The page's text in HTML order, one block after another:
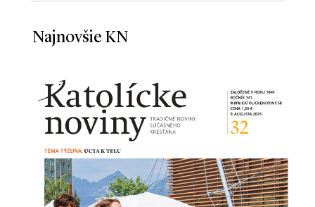
Najnovšie KN